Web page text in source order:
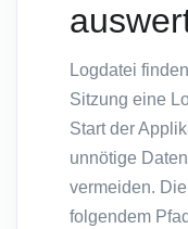
Logdatei
Sitzung eine
Start der
unnötige
vermeiden.
folgendem